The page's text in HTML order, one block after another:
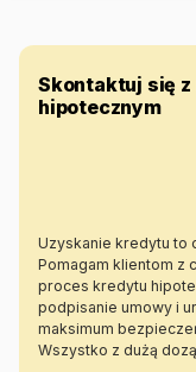
Skontaktuj się
hipotecznym
Uzyskanie kredytu to
Pomagam klientom z
proces kredytu
podpisanie umowy i
maksimum
Wszystko z dużą